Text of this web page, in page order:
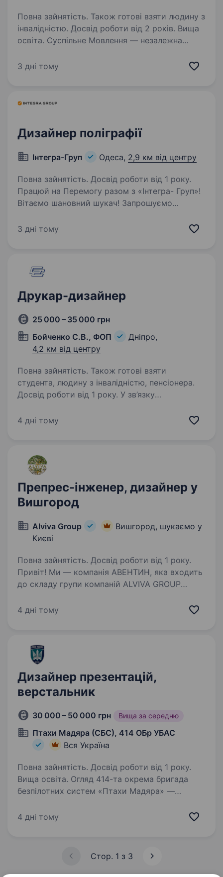
Повна зайнятість. Також готові взяти людину з
інвалідністю. Досвід роботи від 2 років. Вища
освіта. Суспільне Мовлення — незалежна
телевізійне, радійне та цифрове мовлення.
інформацію. Завдяки широкій…
3 дні тому
Дизайнер поліграфії
Інтегра-Груп Одеса, 2,9 км від центру
Повна зайнятість. Досвід роботи від 1 року.
Працюй на Перемогу разом з «Інтегра- Груп»!
Вітаємо шановний шукач! Запрошуємо
Компанія «Інтегра-Груп» вже 20 років успішно
3 дні тому
Друкар-дизайнер
25 000 – 35 000 грн
Бойченко С.В., ФОП
Дніпро,
4,2 км від центру
Повна зайнятість. Також готові взяти
студента, людину з інвалідністю, пенсіонера.
Досвід роботи від 1 року. У зв’язку
до команди друкаря — дизайнера
на широкоформатному та сублімаційному
обладнанні.…
4 дні тому
Препрес-інженер, дизайнер у
Вишгород
Alviva Group
Вишгород, шукаємо у
Києві
Повна зайнятість. Досвід роботи від 1 року.
Привіт! Ми — компанія АВЕНТИН, яка входить
до складу групи компаній ALVIVA GROUP
технологій та послуг). Наша сфера —
4 дні тому
Дизайнер презентацій,
верстальник
30 000 – 50 000 грн Вища за середню
Птахи Мадяра (СБС), 414 ОБр УБАС
Вся Україна
Повна зайнятість. Досвід роботи від 1 року.
Вища освіта. Огляд 414-та окрема бригада
безпілотних систем «Птахи Мадяра» —
безпілотних систем Збройних Сил України,
4 дні тому
Стор. 1 з 3